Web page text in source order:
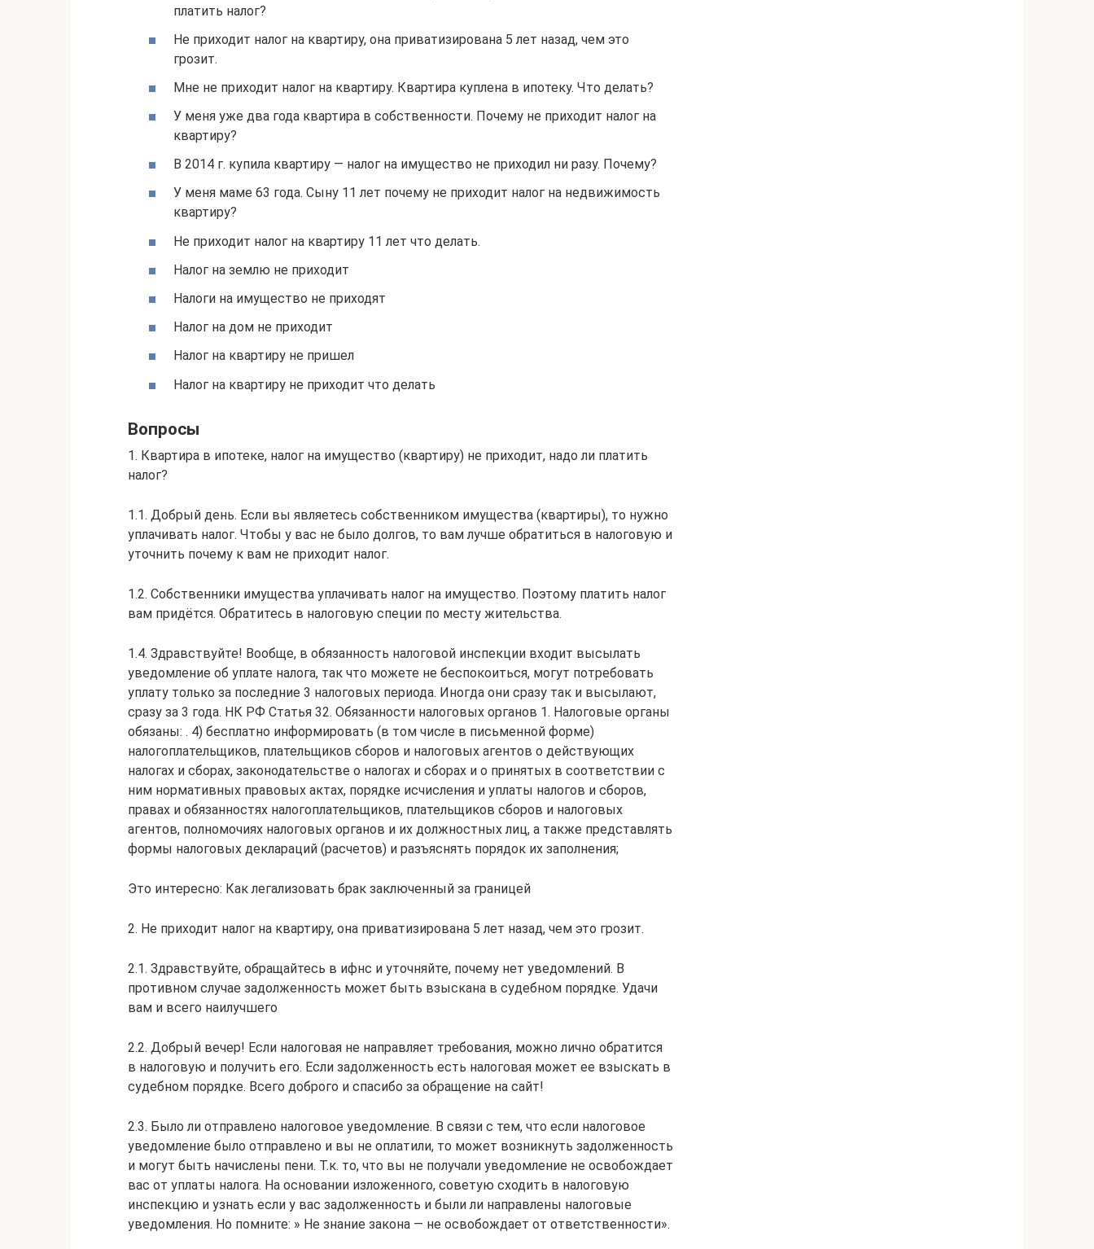
платить налог?
Не приходит налог на квартиру, она приватизирована 5 лет назад, чем это
грозит.
Мне не приходит налог на квартиру. Квартира куплена в ипотеку. Что делать?
У меня уже два года квартира в собственности. Почему не приходит налог на
квартиру?
В 2014 г. купила квартиру — налог на имущество не приходил ни разу. Почему?
У меня маме 63 года. Сыну 11 лет почему не приходит налог на недвижимость
квартиру?
Не приходит налог на квартиру 11 лет что делать.
Налог на землю не приходит
Налоги на имущество не приходят
Налог на дом не приходит
Налог на квартиру не пришел
Налог на квартиру не приходит что делать
Вопросы
1. Квартира в ипотеке, налог на имущество (квартиру) не приходит, надо ли платить
налог?
1.1. Добрый день. Если вы являетесь собственником имущества (квартиры), то нужно
уплачивать налог. Чтобы у вас не было долгов, то вам лучше обратиться в налоговую и
уточнить почему к вам не приходит налог.
1.2. Собственники имущества уплачивать налог на имущество. Поэтому платить налог
вам придётся. Обратитесь в налоговую специи по месту жительства.
1.4. Здравствуйте! Вообще, в обязанность налоговой инспекции входит высылать
уведомление об уплате налога, так что можете не беспокоиться, могут потребовать
уплату только за последние 3 налоговых периода. Иногда они сразу так и высылают,
сразу за 3 года. НК РФ Статья 32. Обязанности налоговых органов 1. Налоговые органы
обязаны: . 4) бесплатно информировать (в том числе в письменной форме)
налогоплательщиков, плательщиков сборов и налоговых агентов о действующих
налогах и сборах, законодательстве о налогах и сборах и о принятых в соответствии с
ним нормативных правовых актах, порядке исчисления и уплаты налогов и сборов,
правах и обязанностях налогоплательщиков, плательщиков сборов и налоговых
агентов, полномочиях налоговых органов и их должностных лиц, а также представлять
формы налоговых деклараций (расчетов) и разъяснять порядок их заполнения;
Это интересно: Как легализовать брак заключенный за границей
2. Не приходит налог на квартиру, она приватизирована 5 лет назад, чем это грозит.
2.1. Здравствуйте, обращайтесь в ифнс и уточняйте, почему нет уведомлений. В
противном случае задолженность может быть взыскана в судебном порядке. Удачи
вам и всего наилучшего
2.2. Добрый вечер! Если налоговая не направляет требования, можно лично обратится
в налоговую и получить его. Если задолженность есть налоговая может ее взыскать в
судебном порядке. Всего доброго и спасибо за обращение на сайт!
2.3. Было ли отправлено налоговое уведомление. В связи с тем, что если налоговое
уведомление было отправлено и вы не оплатили, то может возникнуть задолженность
и могут быть начислены пени. Т.к. то, что вы не получали уведомление не освобождает
вас от уплаты налога. На основании изложенного, советую сходить в налоговую
инспекцию и узнать если у вас задолженность и были ли направлены налоговые
уведомления. Но помните: » Не знание закона — не освобождает от ответственности».